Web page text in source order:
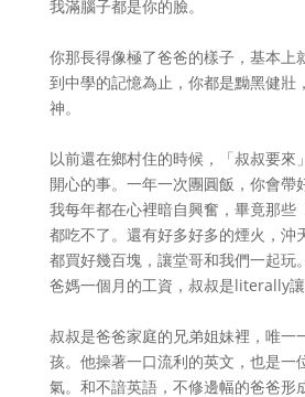
我滿腦子都是你的臉。
你那長得像極了爸爸的樣子，基本上
到中學的記憶為止，你都是黝黑健壯
神。
以前還在鄉村住的時候，「叔叔要來
開心的事。一年一次團圓飯，你會帶
我每年都在心裡暗自興奮，畢竟那些
都吃不了。還有好多好多的煙火，沖
都買好幾百塊，讓堂哥和我們一起玩
爸媽一個月的工資，叔叔是literally讓
叔叔是爸爸家庭的兄弟姐妹裡，唯一
孩。他操著一口流利的英文，也是一
氣。和不諳英語，不修邊幅的爸爸形